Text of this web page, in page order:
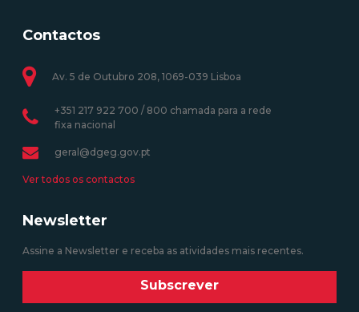
Contactos
Av. 5 de Outubro 208, 1069-039 Lisboa
+351 217 922 700 / 800 chamada para a rede
fixa nacional
geral@dgeg.gov.pt
Ver todos os contactos
Newsletter
Assine a Newsletter e receba as atividades mais recentes.
Subscrever